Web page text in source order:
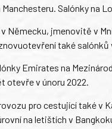
Salónky na
Německu, jmenovitě v
také salónků
Emirates na
otevře v únoru 2022.
pro cestující také v
na letištích v